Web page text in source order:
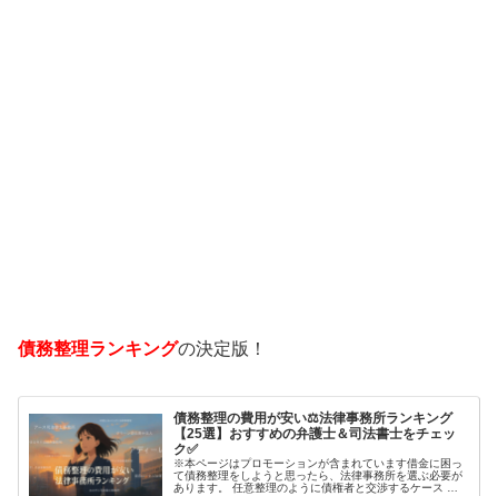
債務整理ランキングの決定版！
債務整理の費用が安い⚖️法律事務所ランキング
【25選】おすすめの弁護士＆司法書士をチェッ
ク✅
※本ページはプロモーションが含まれています借金に困っ
て債務整理をしようと思ったら、法律事務所を選ぶ必要が
あります。 任意整理のように債権者と交渉するケース 自